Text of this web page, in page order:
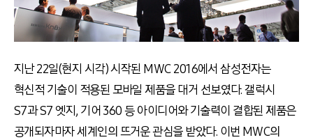
지난 22일(현지 시각) 시작된 MWC 2016에서 삼성전자는
혁신적 기술이 적용된 모바일 제품을 대거 선보였다. 갤럭시
S7과 S7 엣지, 기어 360 등 아이디어와 기술력이 결합된 제품은
공개되자마자 세계인의 뜨거운 관심을 받았다. 이번 MWC의